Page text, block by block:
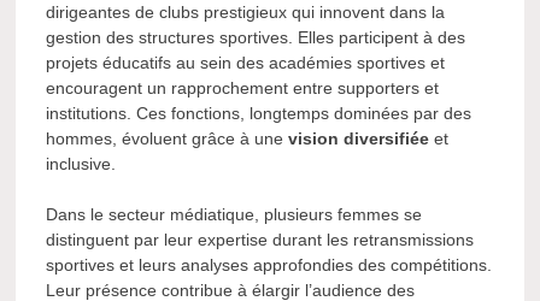
dirigeantes de clubs prestigieux qui innovent dans la
gestion des structures sportives. Elles participent à des
projets éducatifs au sein des académies sportives et
encouragent un rapprochement entre supporters et
institutions. Ces fonctions, longtemps dominées par des
hommes, évoluent grâce à unevision diversifiée et
inclusive.
Dans le secteur médiatique, plusieurs femmes se
distinguent par leur expertise durant les retransmissions
sportives et leurs analyses approfondies des compétitions.
Leur présence contribue à élargir l’audience des